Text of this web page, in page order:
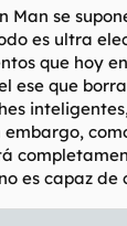
mi hamijo dice
artistas y
humano en
solo que ahora
para
especie
atrás y cada
y ahora mal,
y a ver
Man se
es ultra
que hoy
ese que
es capaz